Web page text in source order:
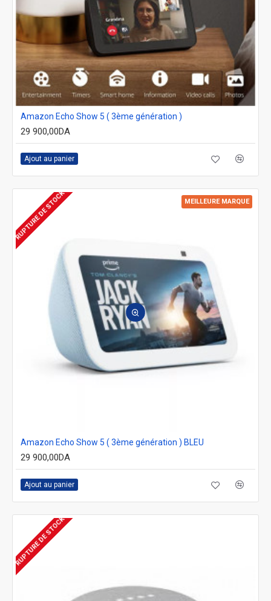
Amazon Echo Show 5 ( 3ème génération )
29 900,00DA
Ajout au panier
MEILLEURE MARQUE
RUPTURE DE STOCK
Amazon Echo Show 5 ( 3ème génération ) BLEU
29 900,00DA
Ajout au panier
RUPTURE DE STOCK